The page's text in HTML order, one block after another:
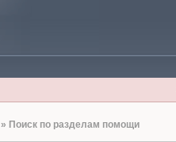
» Поиск по разделам помощи